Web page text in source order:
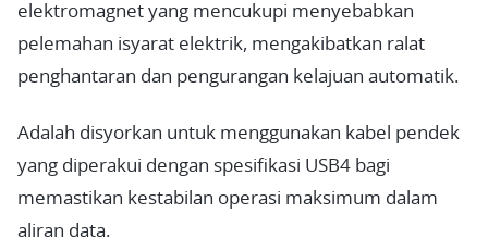
elektromagnet yang mencukupi menyebabkan
pelemahan isyarat elektrik, mengakibatkan ralat
penghantaran dan pengurangan kelajuan automatik.
Adalah disyorkan untuk menggunakan kabel pendek
yang diperakui dengan spesifikasi USB4 bagi
memastikan kestabilan operasi maksimum dalam
aliran data.